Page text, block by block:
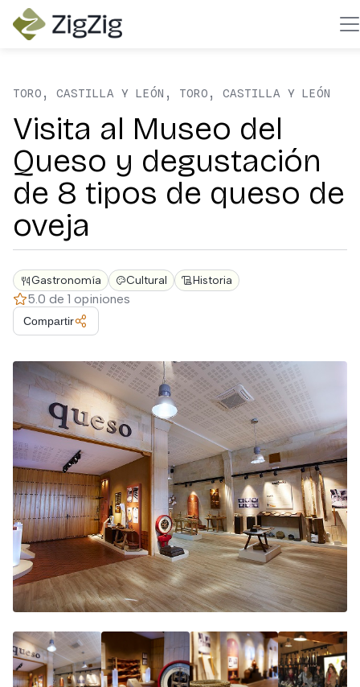
TORO, CASTILLA Y LEÓN, TORO, CASTILLA Y LEÓN
Visita al Museo del
Queso y degustación
de 8 tipos de queso de
oveja
Gastronomía Cultural Historia
5.0 de 1 opiniones
Compartir